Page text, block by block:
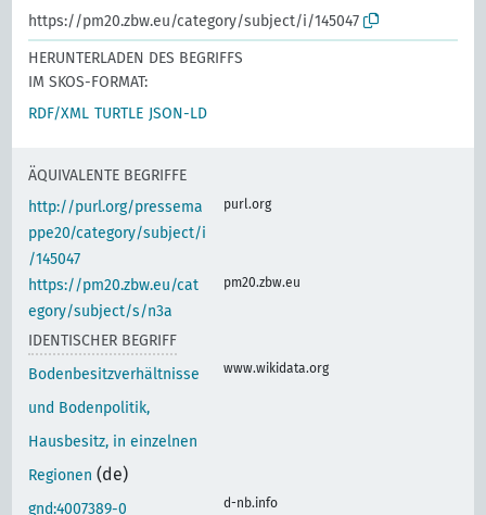
https://pm20.zbw.eu/category/subject/i/145047
HERUNTERLADEN DES BEGRIFFS
IM SKOS-FORMAT:
RDF/XML TURTLE JSON-LD
ÄQUIVALENTE BEGRIFFE
http://purl.org/pressema
ppe20/category/subject/i
/145047
purl.org
https://pm20.zbw.eu/cat
egory/subject/s/n3a
pm20.zbw.eu
IDENTISCHER BEGRIFF
Bodenbesitzverhältnisse
und Bodenpolitik,
Hausbesitz, in einzelnen
Regionen (de)
www.wikidata.org
gnd:4007389-0 d-nb.info